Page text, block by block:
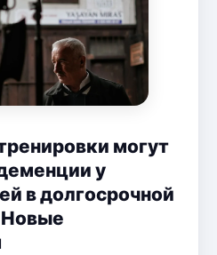
могут
у
в долгосрочной
Новые